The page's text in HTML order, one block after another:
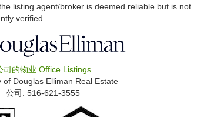
listing agent/broker is deemed reliable but is not
verified.
司的物业 Office Listings
of Douglas Elliman Real Estate
公司: ‍516-621-3555